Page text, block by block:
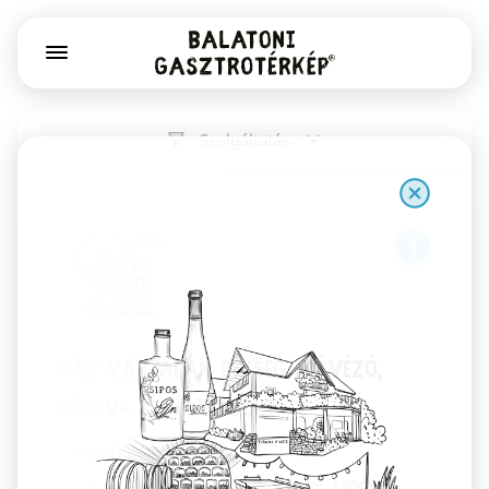
Szolgáltatás
Már Vártalak pékség, kávézó,
könyv- és játékbolt
Székesfehérvár
Kovászos kenyér, Gianni Frasi kávé, csodás